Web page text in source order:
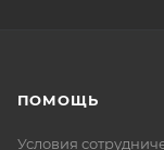
ПОМОЩЬ
Условия